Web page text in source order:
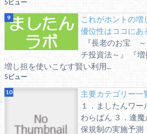
5ビュー
これがホントの
優位性はココにあ
『長老のお宝
チ投資法～』 『
増し担を使いこなす賢い利用...
5ビュー
主要カテゴリー一
１．ましたんワ
わらばん ３．逢
保規制の実施予測